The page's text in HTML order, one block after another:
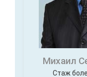
Михаил
Стаж